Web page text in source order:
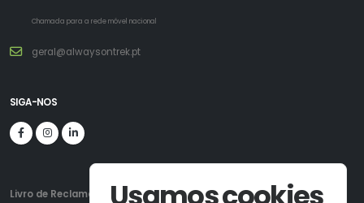
Chamada para a rede móvel nacional
geral@alwaysontrek.pt
SIGA-NOS
Livro de Reclamações